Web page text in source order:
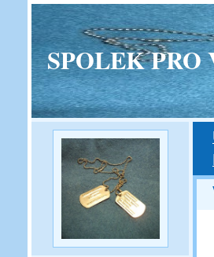
SPOLEK PRO